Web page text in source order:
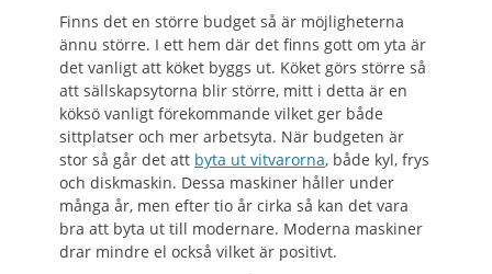
Finns det en större budget så är möjligheterna
ännu större. I ett hem där det finns gott om yta är
det vanligt att köket byggs ut. Köket görs större så
att sällskapsytorna blir större, mitt i detta är en
köksö vanligt förekommande vilket ger både
sittplatser och mer arbetsyta. När budgeten är
stor så går det att byta ut vitvarorna, både kyl, frys
och diskmaskin. Dessa maskiner håller under
många år, men efter tio år cirka så kan det vara
bra att byta ut till modernare. Moderna maskiner
drar mindre el också vilket är positivt.